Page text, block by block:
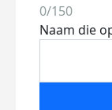
0/150
Naam die